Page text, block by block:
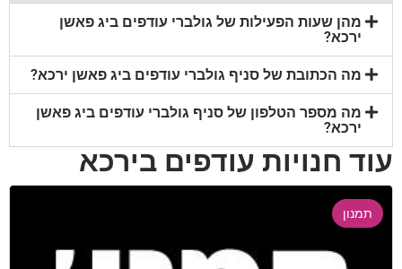
מהן שעות הפעילות של גולברי עודפים ביג פאשן
ירכא?
מה הכתובת של סניף גולברי עודפים ביג פאשן ירכא?
מה מספר הטלפון של סניף גולברי עודפים ביג פאשן
ירכא?
עוד חנויות עודפים בירכא
תמנון